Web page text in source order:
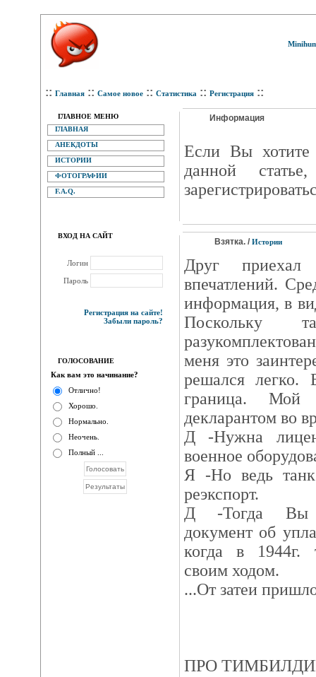
:: Главная :: Самое новое :: Статистика :: Регистрация ::
ГЛАВНОЕ МЕНЮ
ГЛАВНАЯ
АНЕКДОТЫ
ИСТОРИИ
ФОТОГРАФИИ
F.A.Q.
ВХОД НА САЙТ
Логин
Пароль
Регистрация на сайте!
Забыли пароль?
ГОЛОСОВАНИЕ
Как вам это начинание?
Отлично!
Хорошо.
Нормально.
Неочень.
Полный ...
Информация
Eсли Вы хотите
данной
Взятка. / Истории
Друг
впечатлений.
информация, в
Поскольку
меня это
решался легко.
граница. Мой
декларантом во
Д -Нужна
военное
Я -Но ведь
реэкспорт.
Д -Тогда Вы
документ об
когда в 1944г.
своим ходом.
...От затеи
ПРО